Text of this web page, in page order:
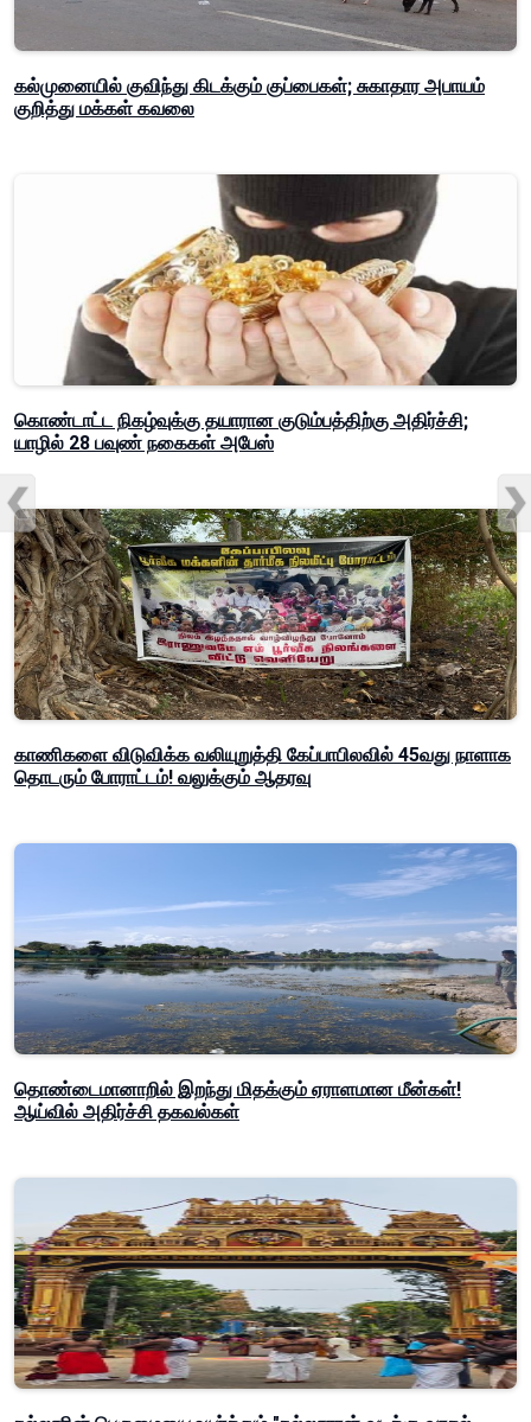
கல்முனையில் குவிந்து கிடக்கும் குப்பைகள்; சுகாதார அபாயம்
குறித்து மக்கள் கவலை
கொண்டாட்ட நிகழ்வுக்கு தயாரான குடும்பத்திற்கு அதிர்ச்சி;
யாழில் 28 பவுண் நகைகள் அபேஸ்
காணிகளை விடுவிக்க வலியுறுத்தி கேப்பாபிலவில் 45வது நாளாக
தொடரும் போராட்டம்! வலுக்கும் ஆதரவு
தொண்டைமானாறில் இறந்து மிதக்கும் ஏராளமான மீன்கள்!
ஆய்வில் அதிர்ச்சி தகவல்கள்